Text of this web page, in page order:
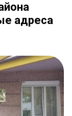
адреса